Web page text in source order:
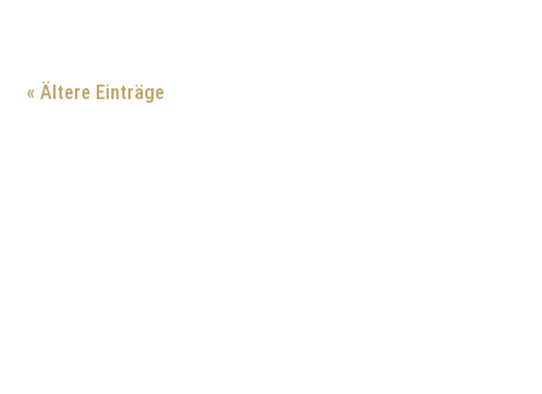
« Ältere Einträge